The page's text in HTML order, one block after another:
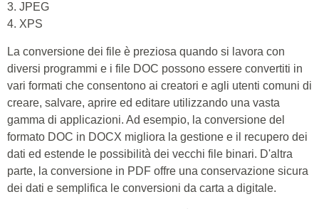
3. JPEG
4. XPS
La conversione dei file è preziosa quando si lavora con
diversi programmi e i file DOC possono essere convertiti in
vari formati che consentono ai creatori e agli utenti comuni di
creare, salvare, aprire ed editare utilizzando una vasta
gamma di applicazioni. Ad esempio, la conversione del
formato DOC in DOCX migliora la gestione e il recupero dei
dati ed estende le possibilità dei vecchi file binari. D'altra
parte, la conversione in PDF offre una conservazione sicura
dei dati e semplifica le conversioni da carta a digitale.